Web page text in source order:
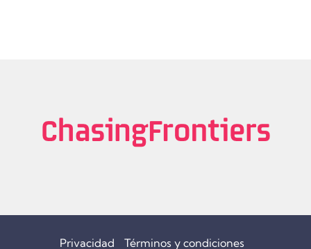
Privacidad Términos y condiciones